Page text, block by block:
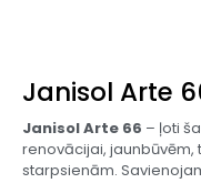
Janisol Arte
Janisol Arte 66 – ļoti
renovācijai,
starpsienām.